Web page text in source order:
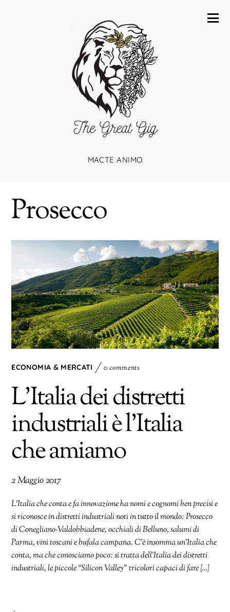
MACTE ANIMO
Prosecco
ECONOMIA & MERCATI 0 comments
L’Italia dei distretti
industriali è l’Italia
che amiamo
2 Maggio 2017
L’Italia che conta e fa innovazione ha nomi e cognomi ben precisi e
si riconosce in distretti industriali noti in tutto il mondo: Prosecco
di Conegliano-Valdobbiadene, occhiali di Belluno, salumi di
Parma, vini toscani e bufala campana. C’è insomma un’Italia che
conta, ma che conosciamo poco: si tratta dell’Italia dei distretti
industriali, le piccole “Silicon Valley” tricolori capaci di fare […]